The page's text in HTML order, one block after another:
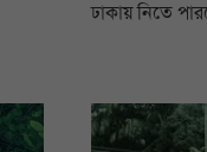
ঢাকায় নিতে